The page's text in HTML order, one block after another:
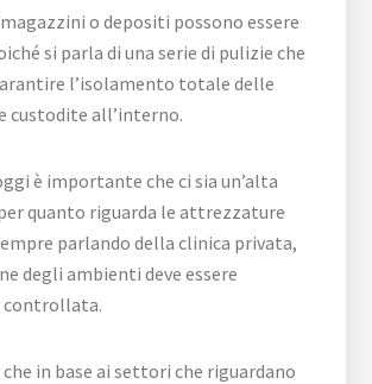
o depositi possono essere
si parla di una serie di pulizie che
l’isolamento totale delle
custodite all’interno.
è importante che ci sia un’alta
quanto riguarda le attrezzature
parlando della clinica privata,
degli ambienti deve essere
controllata.
che in base ai settori che riguardano